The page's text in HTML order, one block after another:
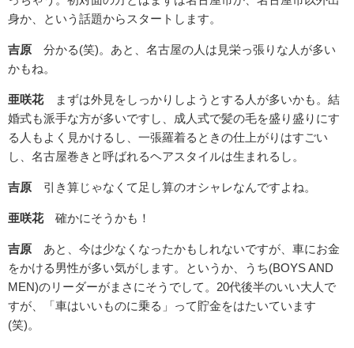
身か、という話題からスタートします。
吉原 分かる(笑)。あと、名古屋の人は見栄っ張りな人が多い
かもね。
亜咲花まずは外見をしっかりしようとする人が多いかも。結
婚式も派手な方が多いですし、成人式で髪の毛を盛り盛りにす
る人もよく見かけるし、一張羅着るときの仕上がりはすごい
し、名古屋巻きと呼ばれるヘアスタイルは生まれるし。
吉原 引き算じゃなくて足し算のオシャレなんですよね。
亜咲花確かにそうかも！
吉原 あと、今は少なくなったかもしれないですが、車にお金
をかける男性が多い気がします。というか、うち(BOYS AND
MEN)のリーダーがまさにそうでして。20代後半のいい大人で
すが、「車はいいものに乗る」って貯金をはたいています
(笑)。